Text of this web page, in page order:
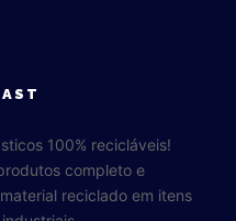
100% recicláveis!
completo e
reciclado em itens